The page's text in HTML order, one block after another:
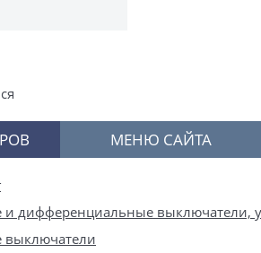
МЕНЮ САЙТА
и дифференциальные выключатели,
выключатели